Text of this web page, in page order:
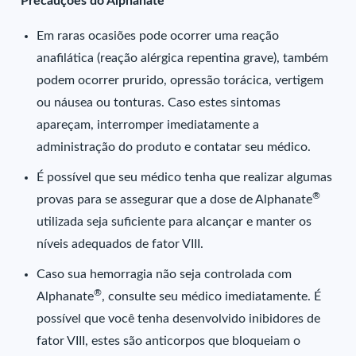
Em raras ocasiões pode ocorrer uma reação
anafilática (reação alérgica repentina grave), também
podem ocorrer prurido, opressão torácica, vertigem
ou náusea ou tonturas. Caso estes sintomas
apareçam, interromper imediatamente a
administração do produto e contatar seu médico.
É possível que seu médico tenha que realizar algumas
provas para se assegurar que a dose de Alphanate®
utilizada seja suficiente para alcançar e manter os
níveis adequados de fator VIII.
Caso sua hemorragia não seja controlada com
Alphanate®, consulte seu médico imediatamente. É
possível que você tenha desenvolvido inibidores de
fator VIII, estes são anticorpos que bloqueiam o